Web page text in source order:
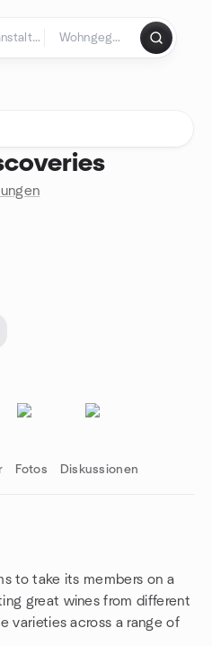
Fotos Diskussionen
to take its members on a
great wines from different
varieties across a range of